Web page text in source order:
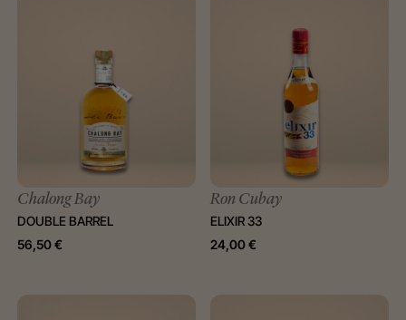
Chalong Bay
DOUBLE BARREL
56,50€
Ron Cubay
ELIXIR 33
24,00€